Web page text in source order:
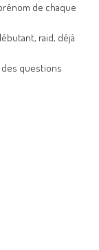
de chaque
raid, déjà
des questions